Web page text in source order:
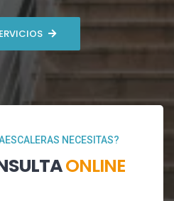
NECESITAS?
ONLINE